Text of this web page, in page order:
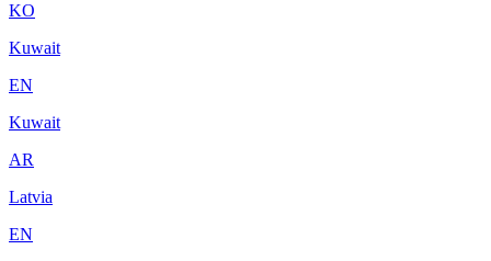
KO
Kuwait
EN
Kuwait
AR
Latvia
EN